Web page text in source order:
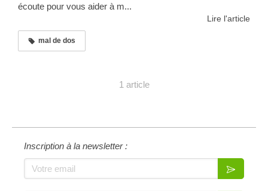
écoute pour vous aider à m...
Lire l'article
mal de dos
1 article
Inscription à la newsletter :
Votre email